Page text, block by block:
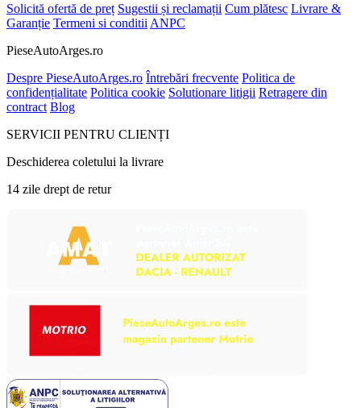
Solicită ofertă de preț Sugestii și reclamații Cum plătesc Livrare &
Garanție Termeni si conditii ANPC
PieseAutoArges.ro
Despre PieseAutoArges.ro Întrebări frecvente Politica de
confidențialitate Politica cookie Solutionare litigii Retragere din
contract Blog
SERVICII PENTRU CLIENȚI
Deschiderea coletului la livrare
14 zile drept de retur